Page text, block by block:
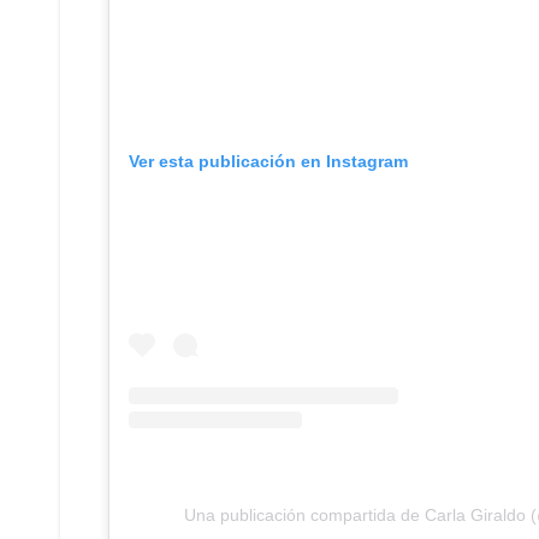
Ver esta publicación en Instagram
Una publicación compartida de Carla Giraldo